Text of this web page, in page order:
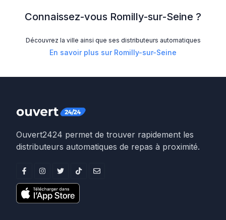
Connaissez-vous Romilly-sur-Seine ?
Découvrez la ville ainsi que ses distributeurs automatiques
En savoir plus sur Romilly-sur-Seine
Ouvert2424 permet de trouver rapidement les
distributeurs automatiques de repas à proximité.